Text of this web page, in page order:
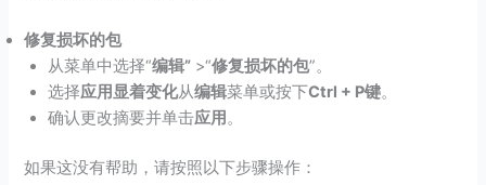
修复损坏的包
从菜单中选择“编辑” >“修复损坏的包”。
选择应用显着变化从编辑菜单或按下Ctrl + P键。
确认更改摘要并单击应用。
如果这没有帮助，请按照以下步骤操作：